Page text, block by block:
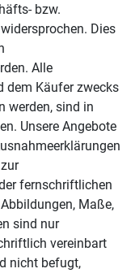
bzw.
Dies
Alle
dem Käufer zwecks
werden, sind in
Unsere Angebote
fernschriftlichen
Maße,
sind nur
vereinbart
nicht befugt,